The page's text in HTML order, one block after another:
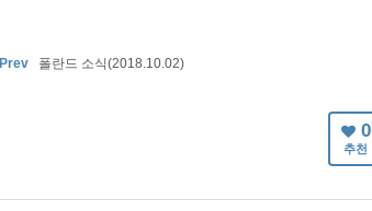
Prev 폴란드 소식(2018.10.02)
0
추천